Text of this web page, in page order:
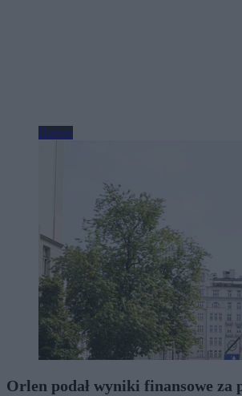
Biznes
Orlen podał wyniki finansowe za